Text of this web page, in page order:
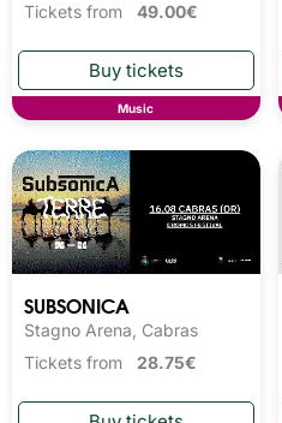
Tickets from 49.00€
Music
SUBSONICA
Stagno Arena, Cabras
Tickets from 28.75€